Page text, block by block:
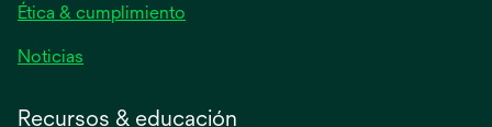
nueva
Ética & cumplimiento
Noticias
Recursos & educación